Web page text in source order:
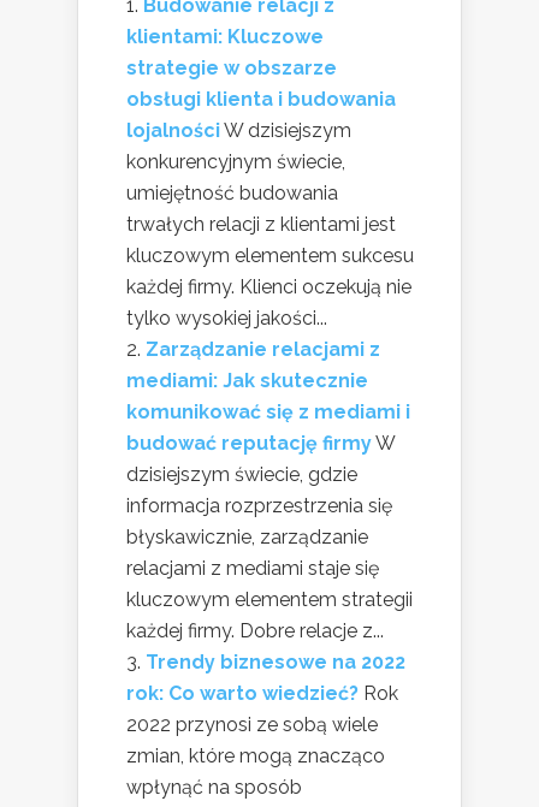
Budowanie relacji z
klientami: Kluczowe
strategie w obszarze
obsługi klienta i budowania
lojalnościW dzisiejszym
konkurencyjnym świecie,
umiejętność budowania
trwałych relacji z klientami jest
kluczowym elementem sukcesu
każdej firmy. Klienci oczekują nie
tylko wysokiej jakości...
Zarządzanie relacjami z
mediami: Jak skutecznie
komunikować się z mediami i
budować reputację firmyW
dzisiejszym świecie, gdzie
informacja rozprzestrzenia się
błyskawicznie, zarządzanie
relacjami z mediami staje się
kluczowym elementem strategii
każdej firmy. Dobre relacje z...
Trendy biznesowe na 2022
rok: Co warto wiedzieć? Rok
2022 przynosi ze sobą wiele
zmian, które mogą znacząco
wpłynąć na sposób